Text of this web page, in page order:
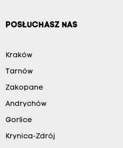
POSŁUCHASZ NAS
Kraków
Tarnów
Zakopane
Andrychów
Gorlice
Krynica-Zdrój